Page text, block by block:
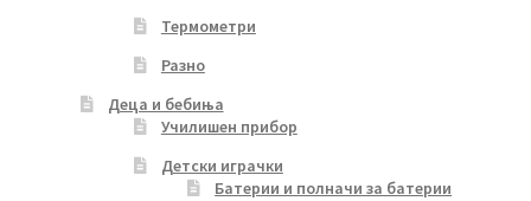
Термометри
Разно
Деца и бебиња
Училишен прибор
Детски играчки
Батерии и полначи за батерии